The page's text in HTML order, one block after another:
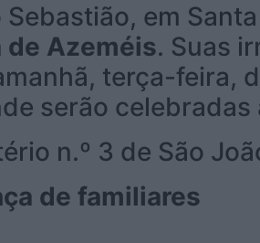
em
de Azeméis. Suas
terça-feira,
serão
n.º 3 de São
de familiares